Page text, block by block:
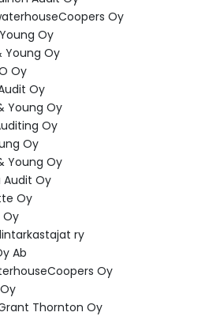
Oy
Oy
Young Oy
Oy
Oy
Young Oy
Oy
Oy
Young Oy
Audit Oy
Oy
Oy
ry
Ab
Oy
Thornton Oy